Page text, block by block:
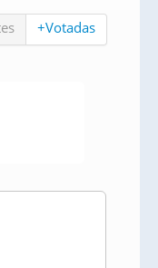
+Votadas